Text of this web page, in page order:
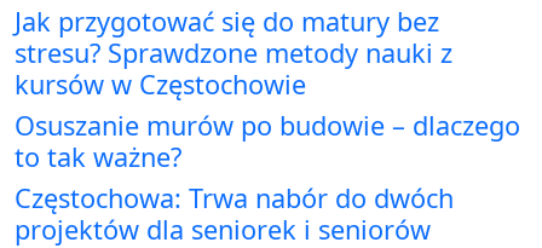
Jak przygotować się do matury bez
stresu? Sprawdzone metody nauki z
kursów w Częstochowie
Osuszanie murów po budowie – dlaczego
to tak ważne?
Częstochowa: Trwa nabór do dwóch
projektów dla seniorek i seniorów